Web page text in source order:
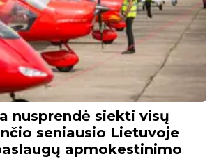
nusprendė siekti visų
seniausio Lietuvoje
apmokestinimo